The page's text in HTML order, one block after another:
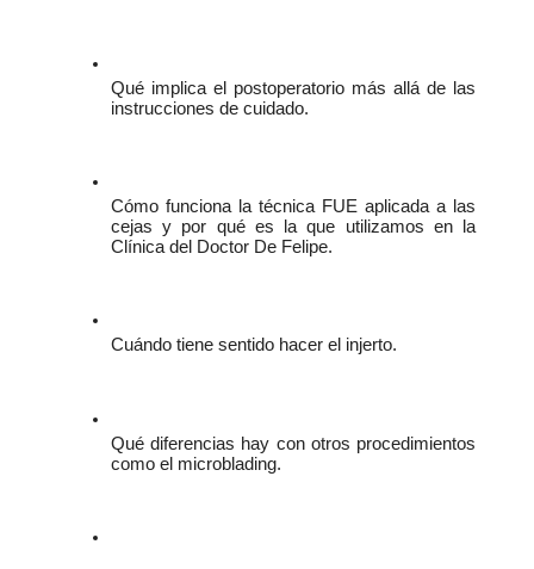
Qué implica el postoperatorio más allá de las
instrucciones de cuidado.
Cómo funciona la técnica FUE aplicada a las
cejas y por qué es la que utilizamos en la
Clínica del Doctor De Felipe.
Cuándo tiene sentido hacer el injerto.
Qué diferencias hay con otros procedimientos
como el microblading.